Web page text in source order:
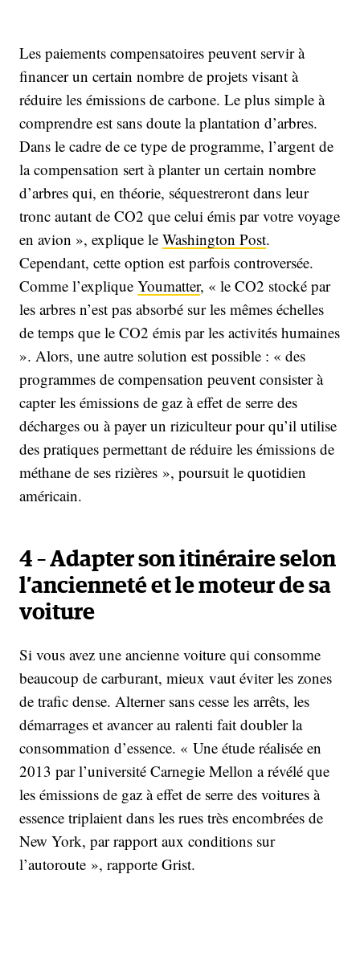
Les paiements compensatoires peuvent servir à
financer un certain nombre de projets visant à
réduire les émissions de carbone. Le plus simple à
comprendre est sans doute la plantation d’arbres.
Dans le cadre de ce type de programme, l’argent de
la compensation sert à planter un certain nombre
d’arbres qui, en théorie, séquestreront dans leur
tronc autant de CO2 que celui émis par votre voyage
en avion », explique le Washington Post.
Cependant, cette option est parfois controversée.
Comme l’explique Youmatter, « le CO2 stocké par
les arbres n’est pas absorbé sur les mêmes échelles
de temps que le CO2 émis par les activités humaines
». Alors, une autre solution est possible : « des
programmes de compensation peuvent consister à
capter les émissions de gaz à effet de serre des
décharges ou à payer un riziculteur pour qu’il utilise
des pratiques permettant de réduire les émissions de
méthane de ses rizières », poursuit le quotidien
américain.
4 – Adapter son itinéraire selon
l’ancienneté et le moteur de sa
voiture
Si vous avez une ancienne voiture qui consomme
beaucoup de carburant, mieux vaut éviter les zones
de trafic dense. Alterner sans cesse les arrêts, les
démarrages et avancer au ralenti fait doubler la
consommation d’essence. « Une étude réalisée en
2013 par l’université Carnegie Mellon a révélé que
les émissions de gaz à effet de serre des voitures à
essence triplaient dans les rues très encombrées de
New York, par rapport aux conditions sur
l’autoroute », rapporte Grist.